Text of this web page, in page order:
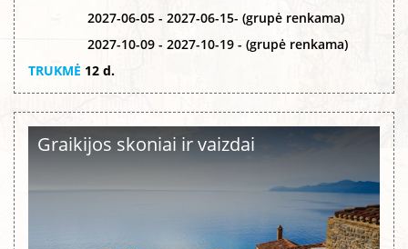
2027-06-05 - 2027-06-15- (grupė renkama)
2027-10-09 - 2027-10-19 - (grupė renkama)
TRUKMĖ 12 d.
Graikijos skoniai ir vaizdai